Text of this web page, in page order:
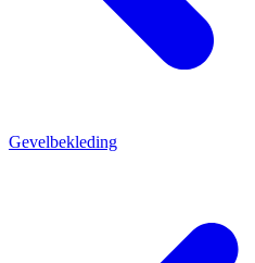
Gevelbekleding